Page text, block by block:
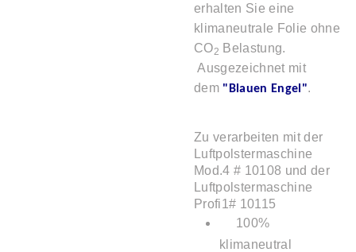
erhalten Sie eine
klimaneutrale Folie ohne
CO2 Belastung.
Ausgezeichnet mit
dem "Blauen Engel".
Zu verarbeiten mit der
Luftpolstermaschine
Mod.4 # 10108 und der
Luftpolstermaschine
Profi1# 10115
100%
klimaneutral